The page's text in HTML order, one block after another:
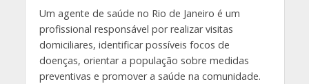
Um agente de saúde no Rio de Janeiro é um
profissional responsável por realizar visitas
domiciliares, identificar possíveis focos de
doenças, orientar a população sobre medidas
preventivas e promover a saúde na comunidade.